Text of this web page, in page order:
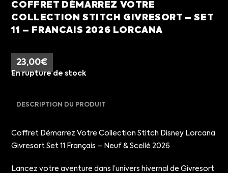
COFFRET DÉMARREZ VOTRE
COLLECTION STITCH GIVRESORT – SET
11 – FRANCAIS 2026 LORCANA
23,00€
En rupture de stock
DESCRIPTION DU PRODUIT
Coffret Démarrez Votre Collection Stitch Disney Lorcana
Givresort Set 11 Français – Neuf & Scellé 2026
Lancez votre aventure dans l’univers hivernal de Givresort